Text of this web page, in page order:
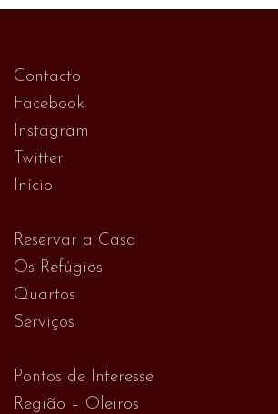
Contacto
Facebook
Instagram
Twitter
Início
Reservar a Casa
Os Refúgios
Quartos
Serviços
Pontos de Interesse
Região – Oleiros